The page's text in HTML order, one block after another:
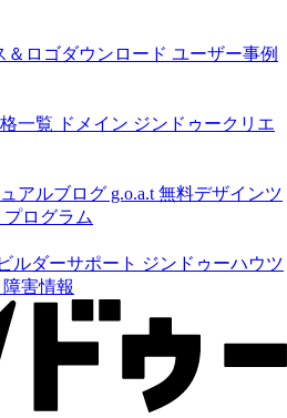
＆ロゴダウンロード ユーザー事例
一覧 ドメイン ジンドゥークリエ
アルブログ g.o.a.t 無料デザインツ
ログラム
ルダーサポート ジンドゥーハウツ
障害情報